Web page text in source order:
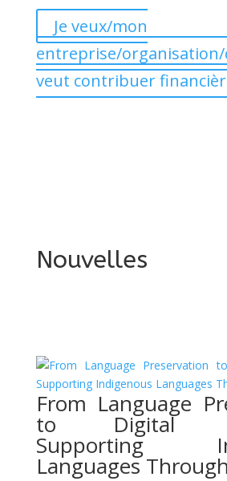
Je veux/mon
entreprise/organisation/
veut contribuer
Nouvelles
From Language
to Digital
Supporting
Languages